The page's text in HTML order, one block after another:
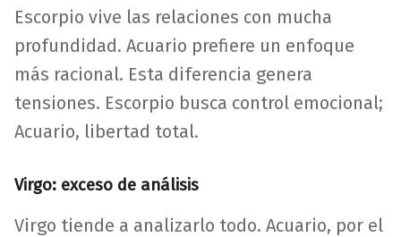
Escorpio vive las relaciones con mucha
profundidad. Acuario prefiere un enfoque
más racional. Esta diferencia genera
tensiones. Escorpio busca control emocional;
Acuario, libertad total.
Virgo: exceso de análisis
Virgo tiende a analizarlo todo. Acuario, por el